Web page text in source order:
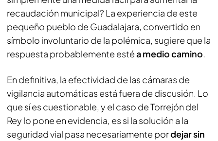
recaudación municipal? La experiencia de este
pequeño pueblo de Guadalajara, convertido en
símbolo involuntario de la polémica, sugiere que la
respuesta probablemente estéa medio camino.
En definitiva, la efectividad de las cámaras de
vigilancia automáticas está fuera de discusión. Lo
que sí es cuestionable, y el caso de Torrejón del
Rey lo pone en evidencia, es si la solución a la
seguridad vial pasa necesariamente pordejar sin